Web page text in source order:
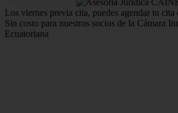
Los viernes previa cita, puedes agendar tu cita
Sin costo para nuestros socios de la Cámara
Ecuatoriana